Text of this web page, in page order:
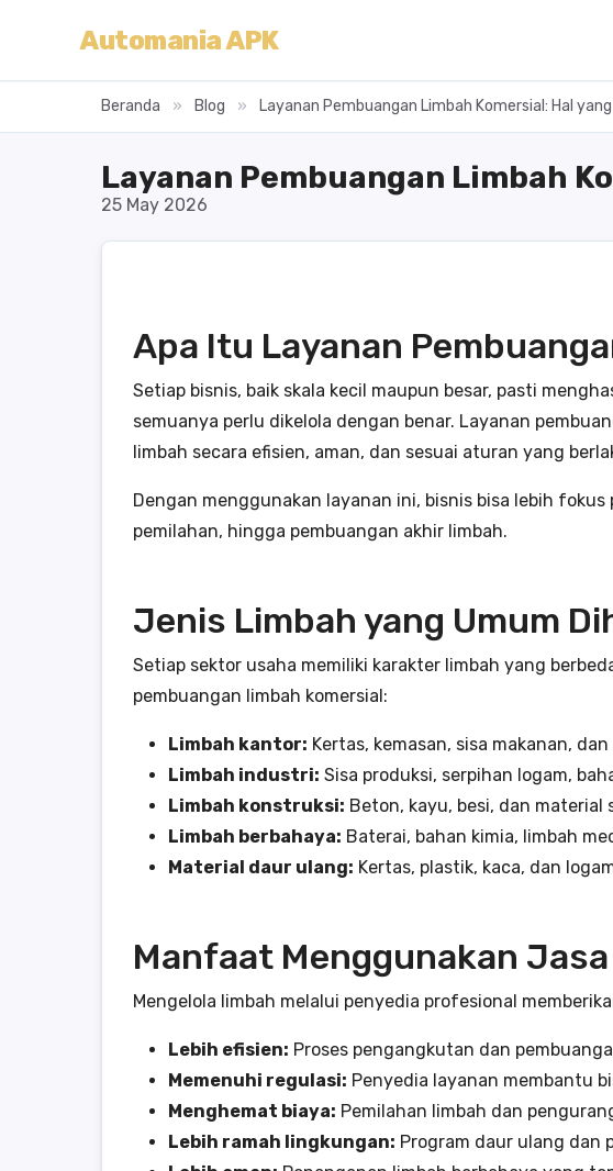
Automania APK
Beranda » Blog » Layanan Pembuangan Limbah Komersial: Hal
Layanan Pembuangan Limbah
25 May 2026
Apa Itu Layanan
Setiap bisnis, baik skala kecil maupun besar, pasti
semuanya perlu dikelola dengan benar. Layanan
limbah secara efisien, aman, dan sesuai aturan yang
Dengan menggunakan layanan ini, bisnis bisa lebih
pemilahan, hingga pembuangan akhir limbah.
Jenis Limbah yang Umum
Setiap sektor usaha memiliki karakter limbah yang
pembuangan limbah komersial:
Limbah kantor: Kertas, kemasan, sisa makanan,
Limbah industri: Sisa produksi, serpihan logam,
Limbah konstruksi: Beton, kayu, besi, dan material
Limbah berbahaya: Baterai, bahan kimia, limbah
Material daur ulang: Kertas, plastik, kaca, dan
Manfaat Menggunakan
Mengelola limbah melalui penyedia profesional
Lebih efisien: Proses pengangkutan dan
Memenuhi regulasi: Penyedia layanan membantu
Menghemat biaya: Pemilahan limbah dan
Lebih ramah lingkungan: Program daur ulang dan